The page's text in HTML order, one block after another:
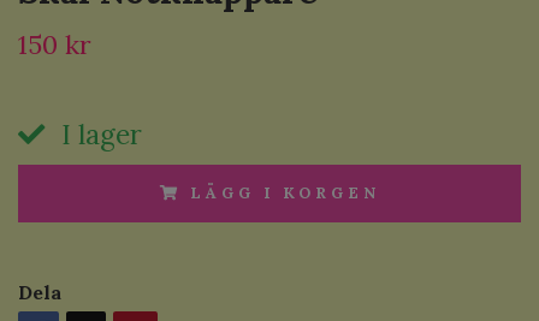
150 kr
I lager
LÄGG I KORGEN
Dela